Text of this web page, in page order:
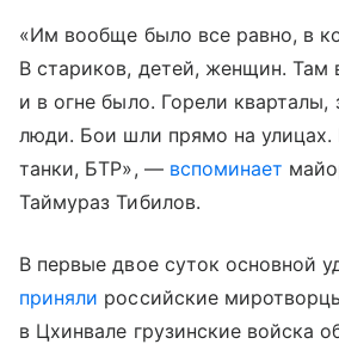
«Им вообще было все равно, в
В стариков, детей, женщин. Там
и в огне было. Горели
люди. Бои шли прямо на улицах.
танки, БТР», — вспоминает
Таймураз Тибилов.
В первые двое суток основной
приняли российские
в Цхинвале грузинские войска